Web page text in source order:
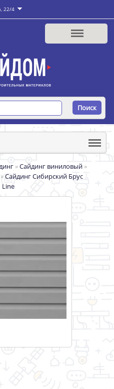
22/4
Поиск
»Сайдинг виниловый »
»Сайдинг Сибирский Брус